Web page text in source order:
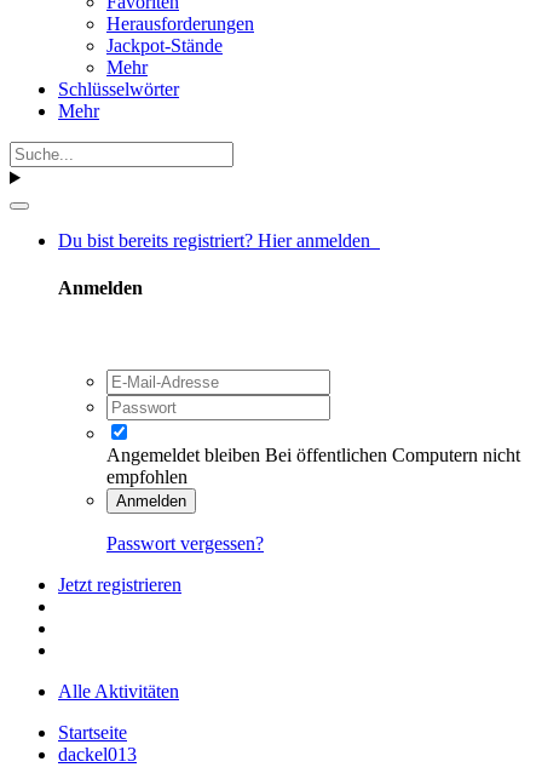
Herausforderungen
Jackpot-Stände
Mehr
Schlüsselwörter
Mehr
Du bist bereits registriert? Hier anmelden
Anmelden
Angemeldet bleiben Bei öffentlichen Computern nicht
empfohlen
Anmelden
Passwort vergessen?
Jetzt registrieren
Alle Aktivitäten
Startseite
dackel013